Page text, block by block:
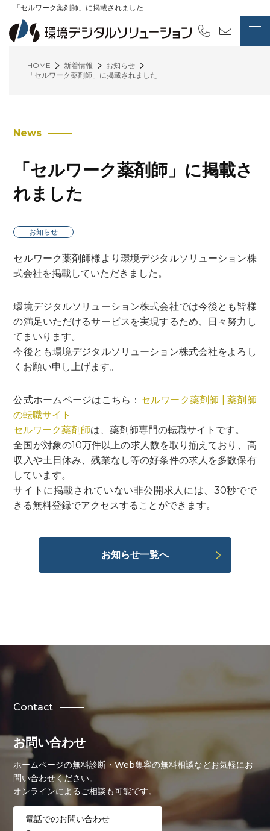
「セルワーク薬剤師」に掲載されました
HOME 新着情報
お知らせ
「セルワーク薬剤師」に掲載されました
News
「セルワーク薬剤師」に掲載さ
れました
お知らせ
セルワーク薬剤師様より環境デジタルソリューション株
式会社を掲載していただきました。
環境デジタルソリューション株式会社では今後とも皆様
の満足いただけるサービスを実現するため、日々努力し
てまいります。
今後とも環境デジタルソリューション株式会社をよろし
くお願い申し上げます。
公式ホームページはこちら： セルワーク薬剤師 | 薬剤師
の転職サイト
セルワーク薬剤師は、薬剤師専門の転職サイトです。
全国が対象の10万件以上の求人数を取り揃えており、高
収入や土日休み、残業なし等の好条件の求人を多数保有
しています。
サイトに掲載されていない非公開求人には、30秒でで
きる無料登録でアクセスすることができます。
お知らせ一覧へ
Contact
お問い合わせ
ホームページの無料診断・Web集客の無料相談などお気軽にお
問い合わせください。
オンラインによるご相談も可能です。
電話でのお問い合わせ